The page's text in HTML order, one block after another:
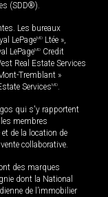
(SDD®).
Les bureaux
LePageMD Ltée »,
LePageMD Credit
Real Estate Services
Tremblant »
ServicesMD.
qui s'y rapportent
membres
de la location de
collaborative.
des marques
dont la National
de l’immobilier